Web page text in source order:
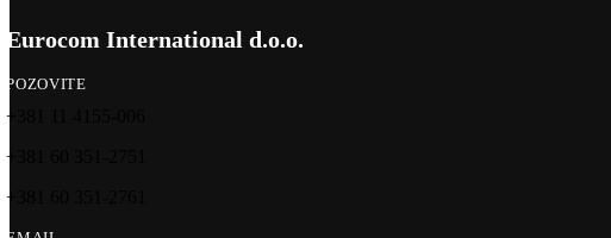
Eurocom International d.o.o.
POZOVITE
+381 11 4155-006
+381 60 351-2751
+381 60 351-2761